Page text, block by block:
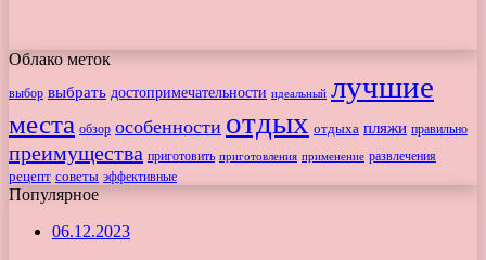
Облако меток
выбор выбрать достопримечательности идеальный лучшие
места обзор особенности отдых отдыха пляжи правильно
преимущества приготовить приготовления применение развлечения
рецепт советы эффективные
Популярное
06.12.2023